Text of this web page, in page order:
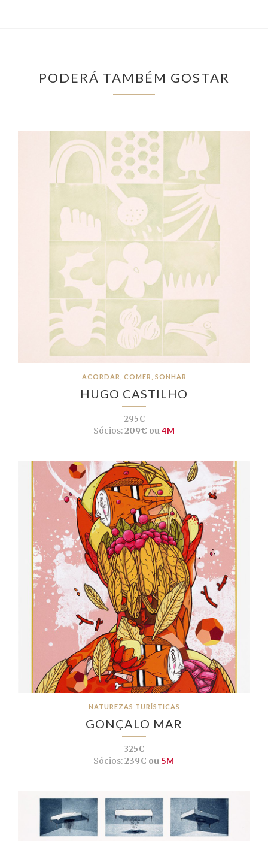
PODERÁ TAMBÉM GOSTAR
ACORDAR, COMER, SONHAR
HUGO CASTILHO
295€
Sócios:209€ ou4M
NATUREZAS TURÍSTICAS
GONÇALO MAR
325€
Sócios:239€ ou 5M